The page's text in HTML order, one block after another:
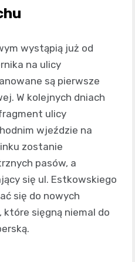
wystąpią już od
na ulicy
są pierwsze
W kolejnych dniach
ulicy
wjeździe na
zostanie
pasów, a
się ul. Estkowskiego
się do nowych
które sięgną niemal do